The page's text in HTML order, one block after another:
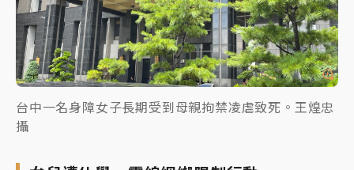
台中一名身障女子長期受到母親拘禁凌虐致死。王煌忠
攝